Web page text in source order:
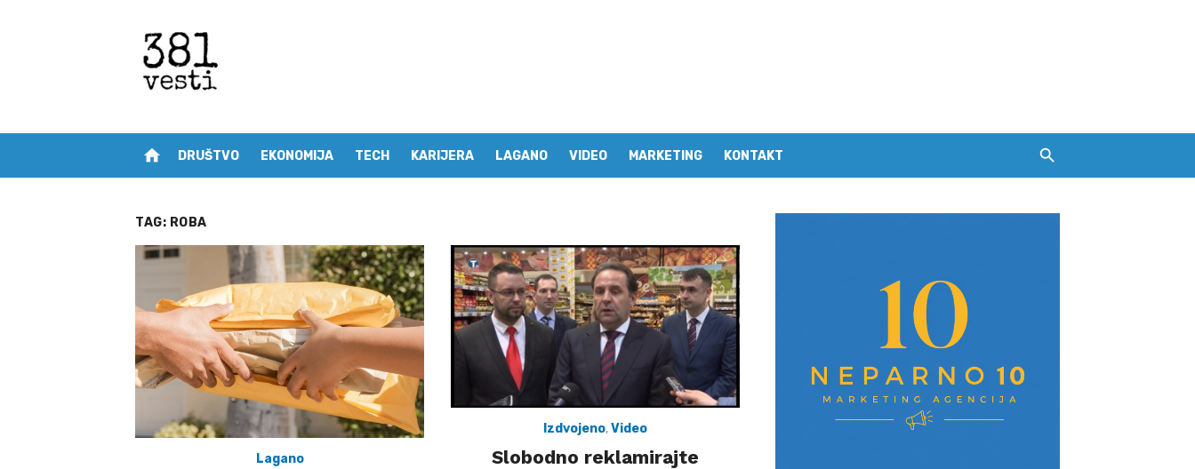
home DRUŠTVO EKONOMIJA TECH KARIJERA LAGANO VIDEO MARKETING KONTAKT
TAG: ROBA
Lagano
Izdvojeno,Video
Slobodno reklamirajte